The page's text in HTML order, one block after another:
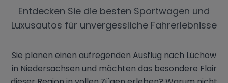
Entdecken Sie die besten Sportwagen und
Luxusautos für unvergessliche Fahrerlebnisse
Sie planen einen aufregenden Ausflug nach Lüchow
in Niedersachsen und möchten das besondere Flair